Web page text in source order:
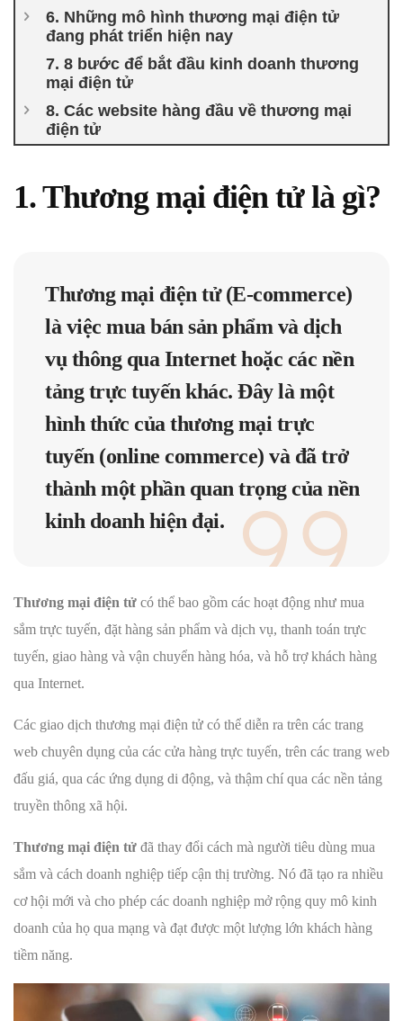
6. Những mô hình thương mại điện tử
đang phát triển hiện nay
7. 8 bước để bắt đầu kinh doanh thương
mại điện tử
8. Các website hàng đầu về thương mại
điện tử
1. Thương mại điện tử là gì?
Thương mại điện tử (E-commerce)
là việc mua bán sản phẩm và dịch
vụ thông qua Internet hoặc các nền
tảng trực tuyến khác. Đây là một
hình thức của thương mại trực
tuyến (online commerce) và đã trở
thành một phần quan trọng của nền
kinh doanh hiện đại.
Thương mại điện tử có thể bao gồm các hoạt động như mua
sắm trực tuyến, đặt hàng sản phẩm và dịch vụ, thanh toán trực
tuyến, giao hàng và vận chuyển hàng hóa, và hỗ trợ khách hàng
qua Internet.
Các giao dịch thương mại điện tử có thể diễn ra trên các trang
web chuyên dụng của các cửa hàng trực tuyến, trên các trang web
đấu giá, qua các ứng dụng di động, và thậm chí qua các nền tảng
truyền thông xã hội.
Thương mại điện tử đã thay đổi cách mà người tiêu dùng mua
sắm và cách doanh nghiệp tiếp cận thị trường. Nó đã tạo ra nhiều
cơ hội mới và cho phép các doanh nghiệp mở rộng quy mô kinh
doanh của họ qua mạng và đạt được một lượng lớn khách hàng
tiềm năng.